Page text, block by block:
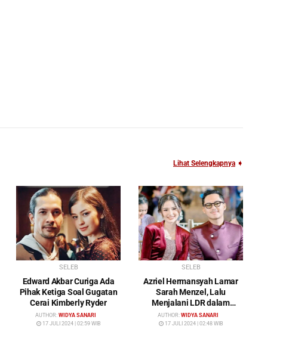
Lihat Selengkapnya ➧
SELEB
Edward Akbar Curiga Ada
Pihak Ketiga Soal Gugatan
Cerai Kimberly Ryder
AUTHOR: WIDYA SANARI
17 JULI 2024 | 02:59 WIB
SELEB
Azriel Hermansyah Lamar
Sarah Menzel, Lalu
Menjalani LDR dalam
Waktu yang Cukup Lama
AUTHOR: WIDYA SANARI
17 JULI 2024 | 02:48 WIB